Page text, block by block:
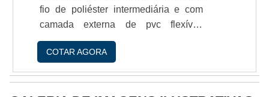
fio de poliéster intermediária e com
camada externa de pvc flexível,
indicados para fornecimento e
abastecimento de água em
caminhões pipa, irrigaçío, cascalhos,
líquidos pastosos, mineraçío,
COTAR AGORA